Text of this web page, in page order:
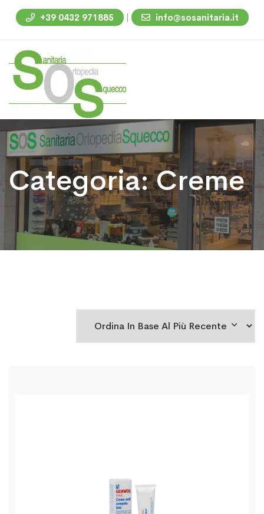
+39 0432 971885 | info@sosanitaria.it
Categoria:Creme